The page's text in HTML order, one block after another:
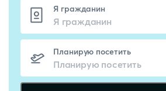
Я гражданин
Планирую посетить